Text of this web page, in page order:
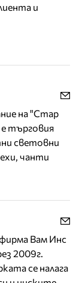
и
на "Стар
търговия
световни
чанти
Вам Инс
2009г.
се налага